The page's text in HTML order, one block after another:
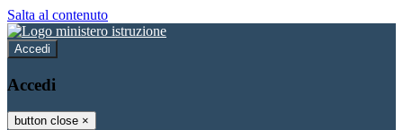
Salta al contenuto
Accedi
Accedi
button close ×